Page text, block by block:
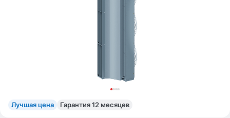
Лучшая цена Гарантия 12 месяцев